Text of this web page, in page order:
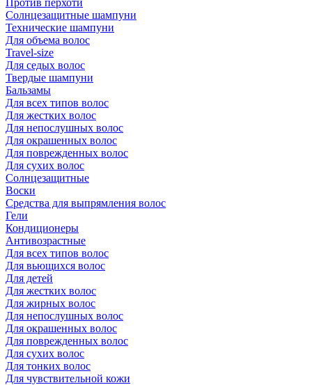
Против перхоти
Солнцезащитные шампуни
Технические шампуни
Для объема волос
Travel-size
Для седых волос
Твердые шампуни
Бальзамы
Для всех типов волос
Для жестких волос
Для непослушных волос
Для окрашенных волос
Для поврежденных волос
Для сухих волос
Солнцезащитные
Воски
Средства для выпрямления волос
Гели
Кондиционеры
Антивозрастные
Для всех типов волос
Для вьющихся волос
Для детей
Для жестких волос
Для жирных волос
Для непослушных волос
Для окрашенных волос
Для поврежденных волос
Для сухих волос
Для тонких волос
Для чувствительной кожи